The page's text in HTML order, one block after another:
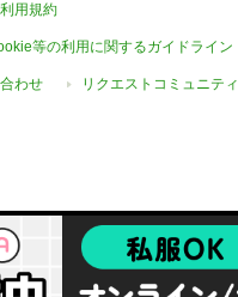
利用規約
等の利用に関するガイドライン
わせ リクエストコミュニティ